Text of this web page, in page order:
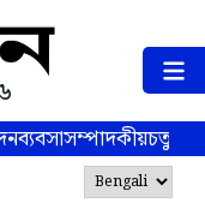
ব্যবসাসম্পাদকীয়